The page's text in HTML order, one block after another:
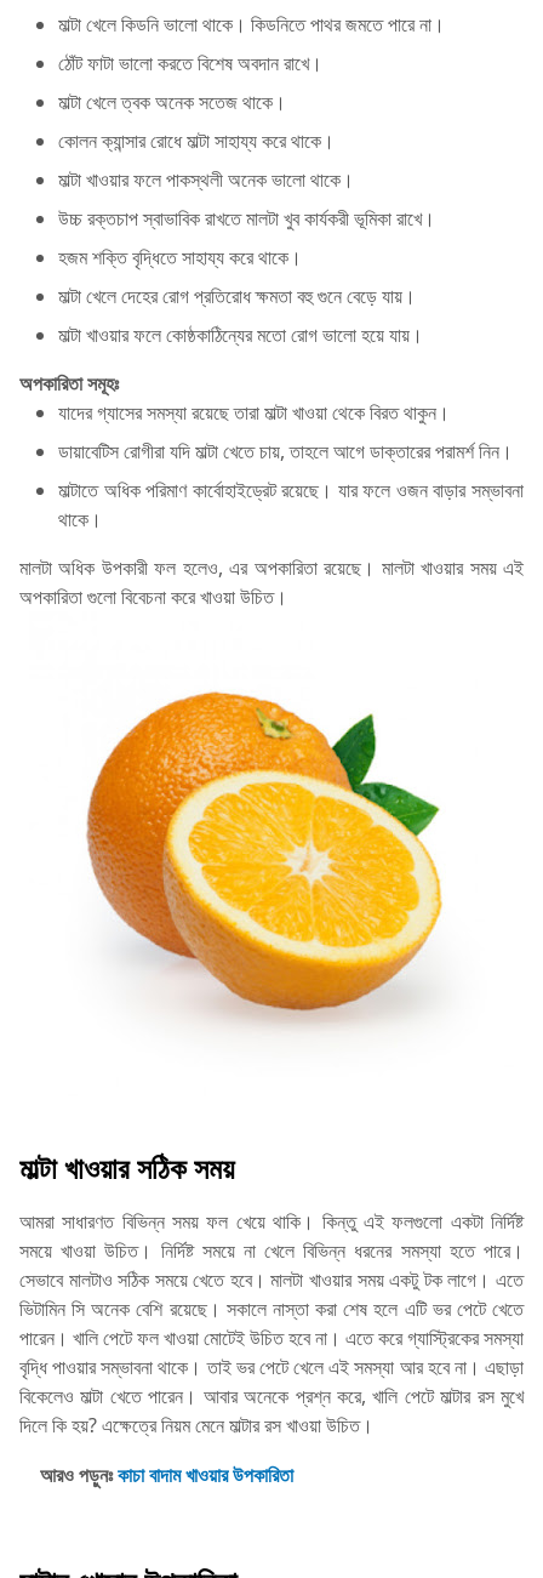
মাল্টা খেলে কিডনি ভালো থাকে। কিডনিতে পাথর জমতে পারে না‌।
ঠোঁট ফাটা ভালো করতে বিশেষ অবদান রাখে।
মাল্টা খেলে ত্বক অনেক সতেজ থাকে।
কোলন ক্যান্সার রোধে মাল্টা সাহায্য করে থাকে।
মাল্টা খাওয়ার ফলে পাকস্থলী অনেক ভালো থাকে।
উচ্চ রক্তচাপ স্বাভাবিক রাখতে মালটা খুব কার্যকরী ভূমিকা রাখে।
হজম শক্তি বৃদ্ধিতে সাহায্য করে থাকে।
মাল্টা খেলে দেহের রোগ প্রতিরোধ ক্ষমতা বহু গুনে বেড়ে যায়।
মাল্টা খাওয়ার ফলে কোষ্ঠকাঠিন্যের মতো রোগ ভালো হয়ে যায়।
অপকারিতা সমূহঃ
যাদের গ্যাসের সমস্যা রয়েছে তারা মাল্টা খাওয়া থেকে বিরত থাকুন।
ডায়াবেটিস রোগীরা যদি মাল্টা খেতে চায়, তাহলে আগে ডাক্তারের পরামর্শ নিন।
মাল্টাতে অধিক পরিমাণ কার্বোহাইড্রেট রয়েছে। যার ফলে ওজন বাড়ার সম্ভাবনা
থাকে।
মালটা অধিক উপকারী ফল হলেও, এর অপকারিতা রয়েছে। মালটা খাওয়ার সময় এই
অপকারিতা গুলো বিবেচনা করে খাওয়া উচিত।
মাল্টা খাওয়ার সঠিক সময়
আমরা সাধারণত বিভিন্ন সময় ফল খেয়ে থাকি। কিন্তু এই ফলগুলো একটা নির্দিষ্ট
সময়ে খাওয়া উচিত। নির্দিষ্ট সময়ে না খেলে বিভিন্ন ধরনের সমস্যা হতে পারে।
সেভাবে মালটাও সঠিক সময়ে খেতে হবে। মালটা খাওয়ার সময় একটু টক লাগে। এতে
ভিটামিন সি অনেক বেশি রয়েছে। সকালে নাস্তা করা শেষ হলে এটি ভর পেটে খেতে
পারেন। খালি পেটে ফল খাওয়া মোটেই উচিত হবে না। এতে করে গ্যাস্ট্রিকের সমস্যা
বৃদ্ধি পাওয়ার সম্ভাবনা থাকে। তাই ভর পেটে খেলে এই সমস্যা আর হবে না। এছাড়া
বিকেলেও মাল্টা খেতে পারেন। আবার অনেকে প্রশ্ন করে, খালি পেটে মাল্টার রস মুখে
দিলে কি হয়? এক্ষেত্রে নিয়ম মেনে মাল্টার রস খাওয়া উচিত।
আরও পড়ুনঃকাচা বাদাম খাওয়ার উপকারিতা